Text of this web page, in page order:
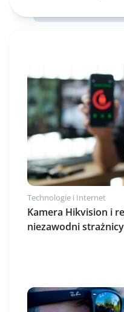
Technologie i Internet
Kamera Hikvision i
niezawodni